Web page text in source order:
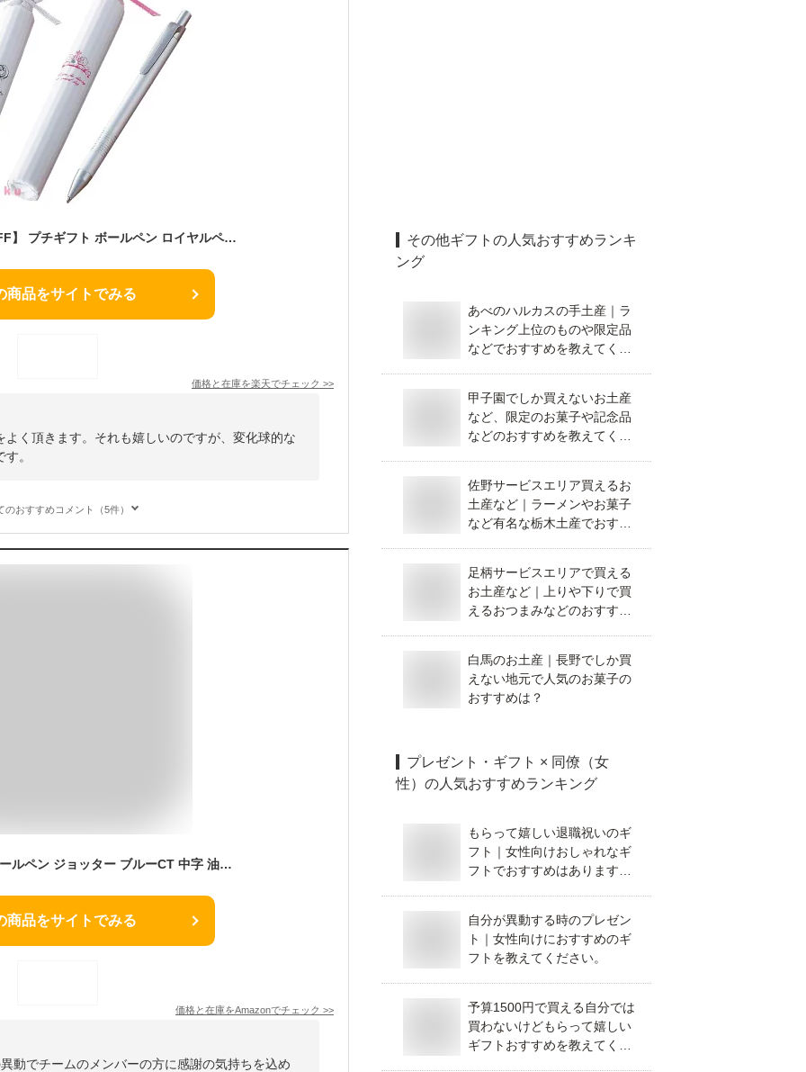
＼楽天1位／【10%OFF】 プチギフト ボールペン ロイヤルペン ボールペン テレワーク 在宅 プチギフト 退職 産休 ありがとう プチギフト ボールペン 300円 人気 200円台 敬老会 プレゼント イベント セール sale
商品をサイトでみる
価格と在庫を楽天でチェック >>
く頂きます。それも嬉しいのですが、変化球的な
。
のおすすめコメント（5件）
PARKER パーカー ボールペン ジョッター ブルーCT 中字 油性 ギフトボックス入り 正規輸入品 1953347
商品をサイトでみる
価格と在庫をAmazonでチェック >>
動でチームのメンバーの方に感謝の気持ちを込め
その他ギフト の人気おすすめランキ
ング
あべのハルカスの手土産｜ラ
ンキング上位のものや限定品
などでおすすめを教えてくだ
甲子園でしか買えないお土産
など、限定のお菓子や記念品
などのおすすめを教えてくだ
佐野サービスエリア買えるお
土産など｜ラーメンやお菓子
など有名な栃木土産でおすす
足柄サービスエリアで買える
お土産など｜上りや下りで買
えるおつまみなどのおすすめ
白馬のお土産｜長野でしか買
えない地元で人気のお菓子の
おすすめは？
プレゼント・ギフト × 同僚（女
性） の人気おすすめランキング
もらって嬉しい退職祝いのギ
フト｜女性向けおしゃれなギ
フトでおすすめはあります
自分が異動する時のプレゼン
ト｜女性向けにおすすめのギ
フトを教えてください。
予算1500円で買える自分では
買わないけどもらって嬉しい
ギフトおすすめを教えてくだ